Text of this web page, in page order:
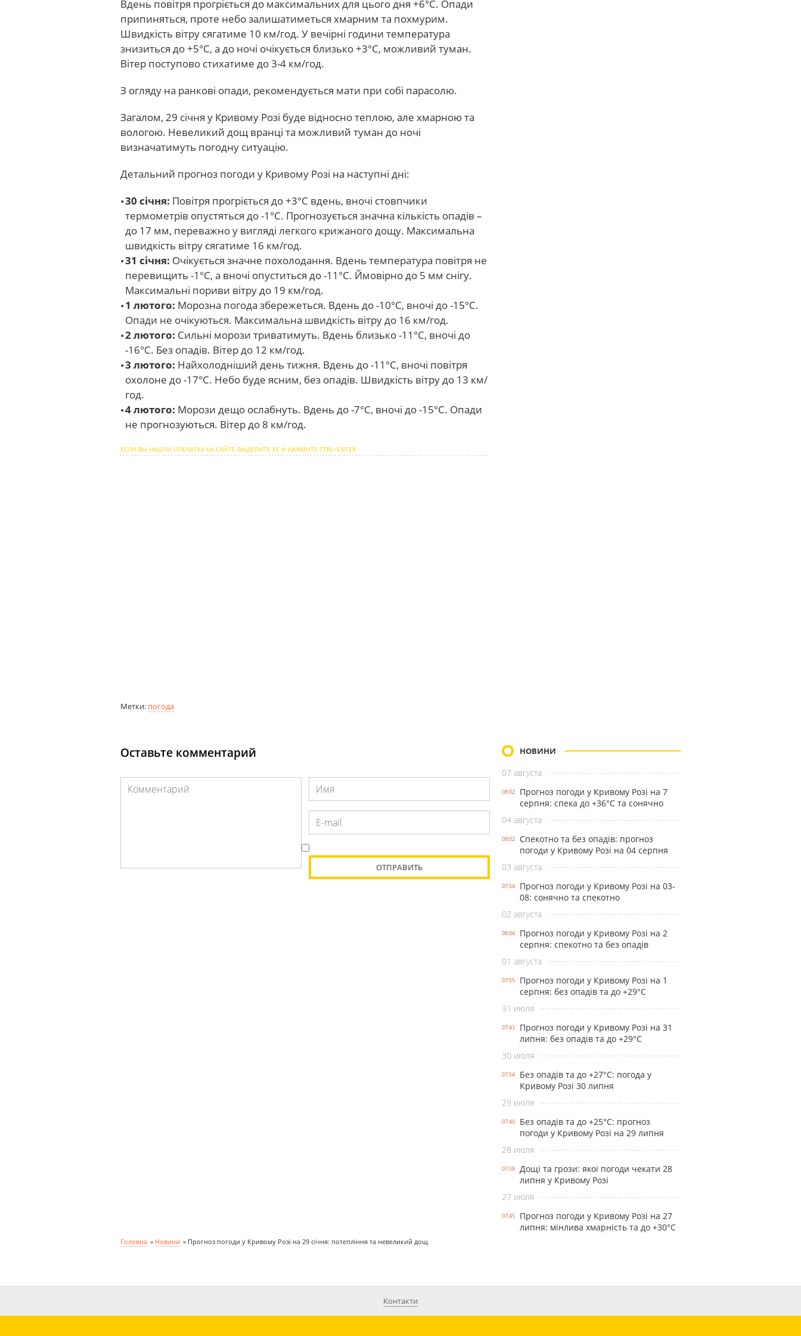
Вдень повітря прогріється до максимальних для цього дня +6°С. Опади
припиняться, проте небо залишатиметься хмарним та похмурим.
Швидкість вітру сягатиме 10 км/год. У вечірні години температура
знизиться до +5°С, а до ночі очікується близько +3°С, можливий туман.
Вітер поступово стихатиме до 3-4 км/год.
З огляду на ранкові опади, рекомендується мати при собі парасолю.
Загалом, 29 січня у Кривому Розі буде відносно теплою, але хмарною та
вологою. Невеликий дощ вранці та можливий туман до ночі
визначатимуть погодну ситуацію.
Детальний прогноз погоди у Кривому Розі на наступні дні:
30 січня: Повітря прогріється до +3°С вдень, вночі стовпчики
термометрів опустяться до -1°С. Прогнозується значна кількість опадів –
до 17 мм, переважно у вигляді легкого крижаного дощу. Максимальна
швидкість вітру сягатиме 16 км/год.
31 січня: Очікується значне похолодання. Вдень температура повітря не
перевищить -1°С, а вночі опуститься до -11°С. Ймовірно до 5 мм снігу.
Максимальні пориви вітру до 19 км/год.
1 лютого: Морозна погода збережеться. Вдень до -10°С, вночі до -15°С.
Опади не очікуються. Максимальна швидкість вітру до 16 км/год.
2 лютого: Сильні морози триватимуть. Вдень близько -11°С, вночі до
-16°С. Без опадів. Вітер до 12 км/год.
3 лютого: Найхолодніший день тижня. Вдень до -11°С, вночі повітря
охолоне до -17°С. Небо буде ясним, без опадів. Швидкість вітру до 13 км/
год.
4 лютого: Морози дещо ослабнуть. Вдень до -7°С, вночі до -15°С. Опади
не прогнозуються. Вітер до 8 км/год.
ЕСЛИ ВЫ НАШЛИ ОПЕЧАТКУ НА САЙТЕ, ВЫДЕЛИТЕ ЕЕ И НАЖМИТЕ CTRL+ENTER
Метки: погода
Оставьте комментарий НОВИНИ
07 августа
08:02
Прогноз погоди у Кривому Розі на 7
серпня: спека до +36°С та сонячно
04 августа
08:02
Спекотно та без опадів: прогноз
погоди у Кривому Розі на 04 серпня
03 августа
07:54
Прогноз погоди у Кривому Розі на 03-
08: сонячно та спекотно
02 августа
08:04
Прогноз погоди у Кривому Розі на 2
серпня: спекотно та без опадів
01 августа
07:55
Прогноз погоди у Кривому Розі на 1
серпня: без опадів та до +29°С
31 июля
07:43
Прогноз погоди у Кривому Розі на 31
липня: без опадів та до +29°С
30 июля
07:54
Без опадів та до +27°С: погода у
Кривому Розі 30 липня
29 июля
07:40
Без опадів та до +25°С: прогноз
погоди у Кривому Розі на 29 липня
28 июля
07:58
Дощі та грози: якої погоди чекати 28
липня у Кривому Розі
27 июля
07:45
Прогноз погоди у Кривому Розі на 27
липня: мінлива хмарність та до +30°С
Головна » Новини » Прогноз погоди у Кривому Розі на 29 січня: потепління та невеликий дощ
Контакти